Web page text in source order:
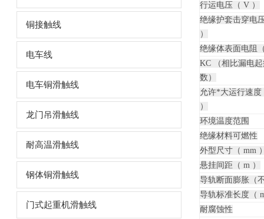
铜接触线
电车线
电车铜滑触线
龙门吊滑触线
耐高温滑触线
钢体铜滑触线
门式起重机滑触线
行运电压（ V ）
绝缘护套击穿电
）
绝缘体表面电阻
KC （相比漏电
数）
允许*大运行速度
）
环境温度范围
绝缘材料可燃性
外型尺寸（ mm
悬挂间距（ m ）
导轨断面膨胀（
导轨标准长度（
耐腐蚀性